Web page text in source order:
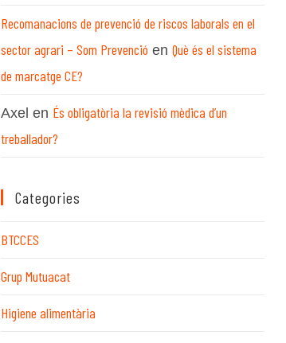
Recomanacions de prevenció de riscos laborals en el
sector agrari – Som Prevenció en Què és el sistema
de marcatge CE?
Axel en És obligatòria la revisió mèdica d’un
treballador?
Categories
BTCCES
Grup Mutuacat
Higiene alimentària